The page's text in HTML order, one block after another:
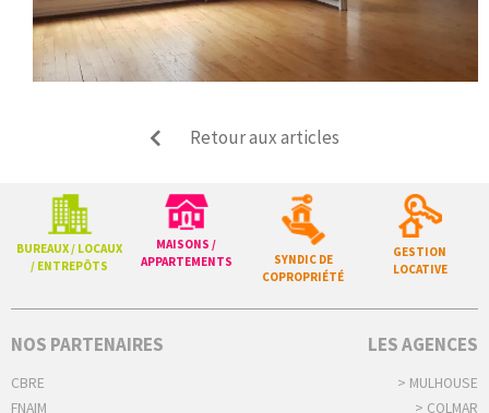
Retour aux articles
BUREAUX / LOCAUX
/ ENTREPÔTS
MAISONS /
APPARTEMENTS
SYNDIC DE
COPROPRIÉTÉ
GESTION
LOCATIVE
NOS PARTENAIRES
CBRE
FNAIM
LES AGENCES
> MULHOUSE
> COLMAR